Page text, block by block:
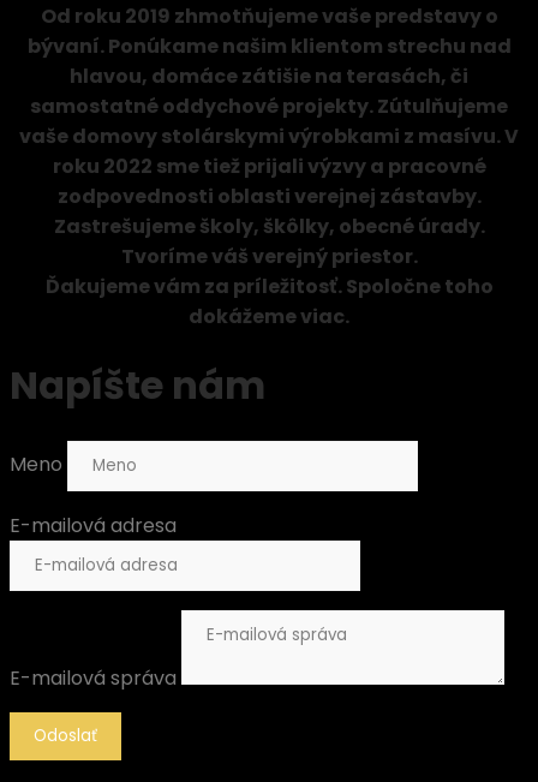
Od roku 2019 zhmotňujeme vaše predstavy o
bývaní. Ponúkame našim klientom strechu nad
hlavou, domáce zátišie na terasách, či
samostatné oddychové projekty. Zútulňujeme
vaše domovy stolárskymi výrobkami z masívu. V
roku 2022 sme tiež prijali výzvy a pracovné
zodpovednosti oblasti verejnej zástavby.
Zastrešujeme školy, škôlky, obecné úrady.
Tvoríme váš verejný priestor.
Ďakujeme vám za príležitosť. Spoločne toho
dokážeme viac.
Napíšte nám
Meno
E-mailová adresa
E-mailová správa
Odoslať